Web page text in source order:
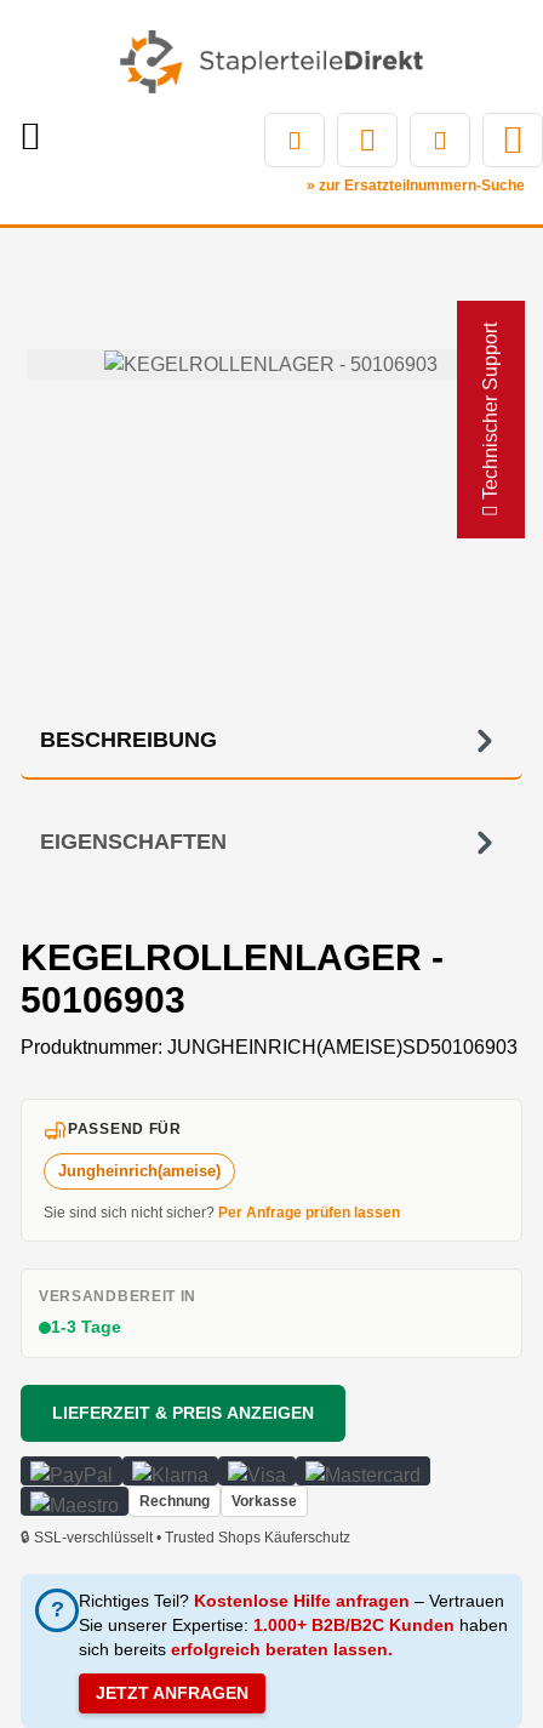
Technischer Support
» zur Ersatzteilnummern-Suche
BESCHREIBUNG
EIGENSCHAFTEN
KEGELROLLENLAGER -
50106903
Produktnummer: JUNGHEINRICH(AMEISE)SD50106903
PASSEND FÜR
Jungheinrich(ameise)
Sie sind sich nicht sicher? Per Anfrage prüfen lassen
VERSANDBEREIT IN
1-3 Tage
LIEFERZEIT & PREIS ANZEIGEN
Rechnung Vorkasse
🔒 SSL-verschlüsselt • Trusted Shops Käuferschutz
? Richtiges Teil? Kostenlose Hilfe anfragen – Vertrauen
Sie unserer Expertise: 1.000+ B2B/B2C Kunden haben
sich bereits erfolgreich beraten lassen.
JETZT ANFRAGEN